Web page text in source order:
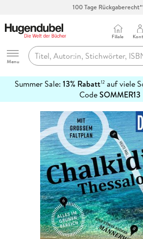
100 Tage
Hugendubel
Menu
Filiale
Summer Sale: 13% Rabatt12auf viele
CodeSOMMER13
erfahren